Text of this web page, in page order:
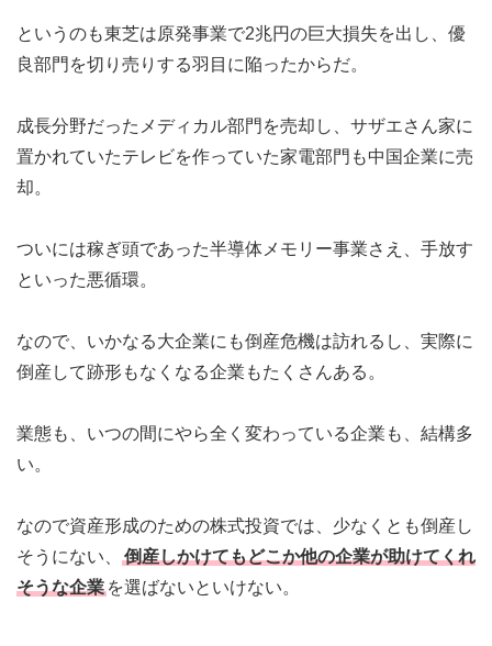
というのも東芝は原発事業で2兆円の巨大損失を出し、優
良部門を切り売りする羽目に陥ったからだ。
成長分野だったメディカル部門を売却し、サザエさん家に
置かれていたテレビを作っていた家電部門も中国企業に売
却。
ついには稼ぎ頭であった半導体メモリー事業さえ、手放す
といった悪循環。
なので、いかなる大企業にも倒産危機は訪れるし、実際に
倒産して跡形もなくなる企業もたくさんある。
業態も、いつの間にやら全く変わっている企業も、結構多
い。
なので資産形成のための株式投資では、少なくとも倒産し
そうにない、
倒産しかけてもどこか他の企業が助けてくれ
そうな企業 を選ばないといけない。